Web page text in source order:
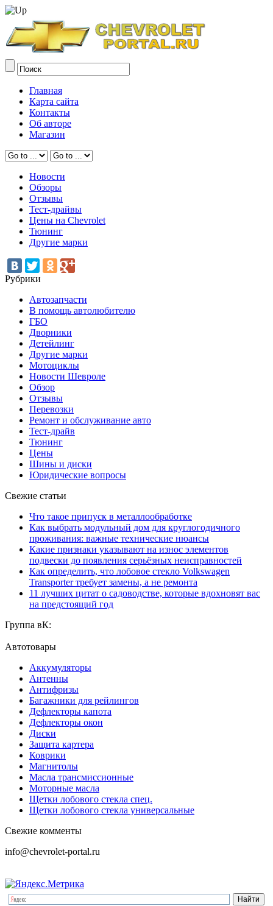
Главная
Карта сайта
Контакты
Об авторе
Магазин
Новости
Обзоры
Отзывы
Тест-драйвы
Цены на Chevrolet
Тюнинг
Другие марки
Рубрики
Автозапчасти
В помощь автолюбителю
ГБО
Дворники
Детейлинг
Другие марки
Мотоциклы
Новости Шевроле
Обзор
Отзывы
Перевозки
Ремонт и обслуживание авто
Тест-драйв
Тюнинг
Цены
Шины и диски
Юридические вопросы
Свежие статьи
Что такое припуск в металлообработке
Как выбрать модульный дом для круглогодичного
проживания: важные технические нюансы
Какие признаки указывают на износ элементов
подвески до появления серьёзных неисправностей
Как определить, что лобовое стекло Volkswagen
Transporter требует замены, а не ремонта
11 лучших цитат о садоводстве, которые вдохновят вас
на предстоящий год
Группа вК:
Автотовары
Аккумуляторы
Антенны
Антифризы
Багажники для рейлингов
Дефлекторы капота
Дефлекторы окон
Диски
Защита картера
Коврики
Магнитолы
Масла трансмиссионные
Моторные масла
Щетки лобового стекла спец.
Щетки лобового стекла универсальные
Свежие комменты
info@chevrolet-portal.ru